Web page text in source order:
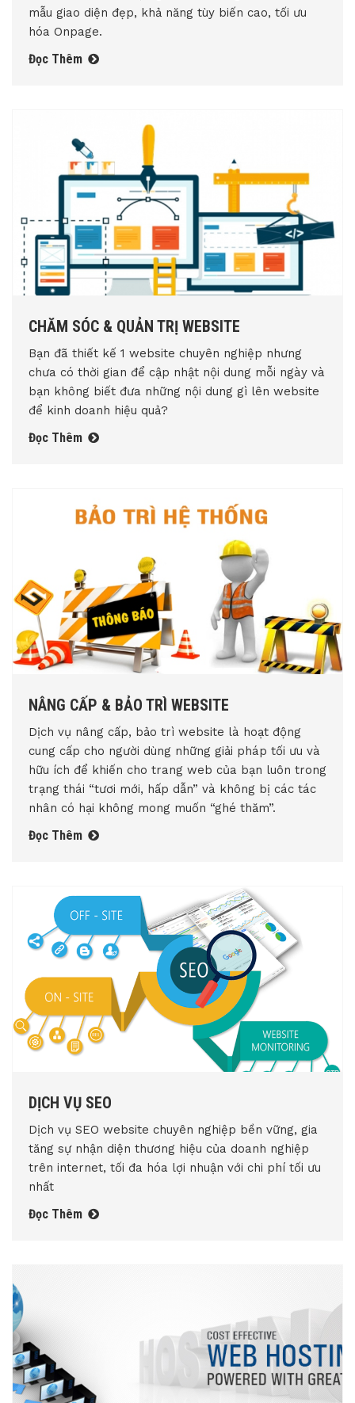
mẫu giao diện đẹp, khả năng tùy biến cao, tối ưu
hóa Onpage.
Đọc Thêm
CHĂM SÓC & QUẢN TRỊ WEBSITE
Bạn đã thiết kế 1 website chuyên nghiệp nhưng
chưa có thời gian để cập nhật nội dung mỗi ngày và
bạn không biết đưa những nội dung gì lên website
để kinh doanh hiệu quả?
Đọc Thêm
NÂNG CẤP & BẢO TRÌ WEBSITE
Dịch vụ nâng cấp, bảo trì website là hoạt động
cung cấp cho người dùng những giải pháp tối ưu và
hữu ích để khiến cho trang web của bạn luôn trong
trạng thái “tươi mới, hấp dẫn” và không bị các tác
nhân có hại không mong muốn “ghé thăm”.
Đọc Thêm
DỊCH VỤ SEO
Dịch vụ SEO website chuyên nghiệp bền vững, gia
tăng sự nhận diện thương hiệu của doanh nghiệp
trên internet, tối đa hóa lợi nhuận với chi phí tối ưu
nhất
Đọc Thêm